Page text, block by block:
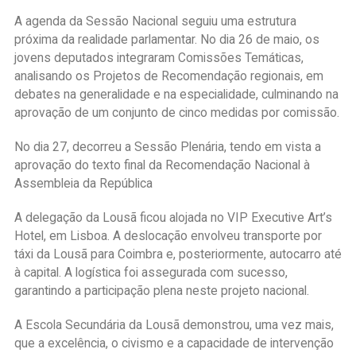
A agenda da Sessão Nacional seguiu uma estrutura
próxima da realidade parlamentar. No dia 26 de maio, os
jovens deputados integraram Comissões Temáticas,
analisando os Projetos de Recomendação regionais, em
debates na generalidade e na especialidade, culminando na
aprovação de um conjunto de cinco medidas por comissão.
No dia 27, decorreu a Sessão Plenária, tendo em vista a
aprovação do texto final da Recomendação Nacional à
Assembleia da República
A delegação da Lousã ficou alojada no VIP Executive Art’s
Hotel, em Lisboa. A deslocação envolveu transporte por
táxi da Lousã para Coimbra e, posteriormente, autocarro até
à capital. A logística foi assegurada com sucesso,
garantindo a participação plena neste projeto nacional.
A Escola Secundária da Lousã demonstrou, uma vez mais,
que a excelência, o civismo e a capacidade de intervenção